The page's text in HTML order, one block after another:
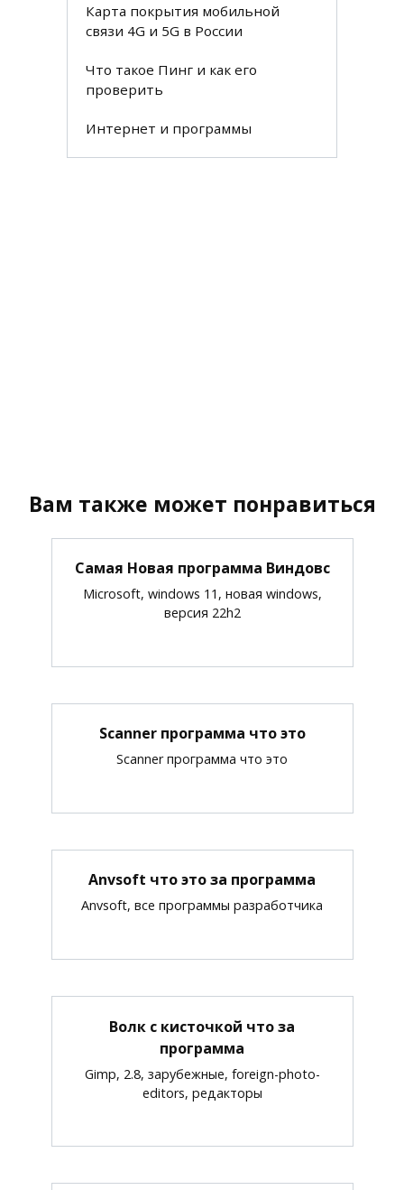
Карта покрытия мобильной
связи 4G и 5G в России
Что такое Пинг и как его
проверить
Интернет и программы
Вам также может понравиться
Самая Новая программа Виндовс
Microsoft, windows 11, новая windows,
версия 22h2
Scanner программа что это
Scanner программа что это
Anvsoft что это за программа
Anvsoft, все программы разработчика
Волк с кисточкой что за
программа
Gimp, 2.8, зарубежные, foreign-photo-
editors, редакторы